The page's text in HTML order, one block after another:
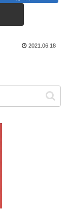
2021.06.18